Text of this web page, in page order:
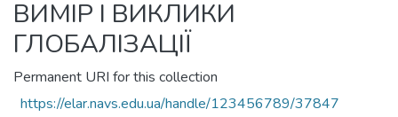
ВИМІР І ВИКЛИКИ
ГЛОБАЛІЗАЦІЇ
Permanent URI for this collection
https://elar.navs.edu.ua/handle/123456789/37847